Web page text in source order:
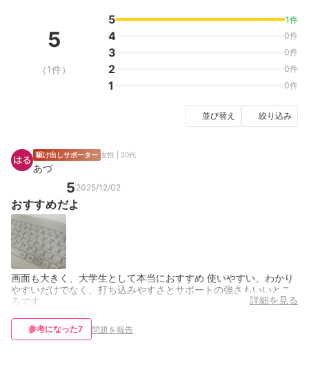
5
（1件）
5 1件
4 0件
3 0件
2 0件
1 0件
並び替え 絞り込み
駆け出しサポーター 女性 | 20代
あづ
5 2025/12/02
おすすめだよ
画面も大きく、大学生として本当におすすめ 使いやすい、わかり
やすいだけでなく、打ち込みやすさとサポートの強さもいいとこ
ろです
詳細を見る
参考になった7 問題を報告